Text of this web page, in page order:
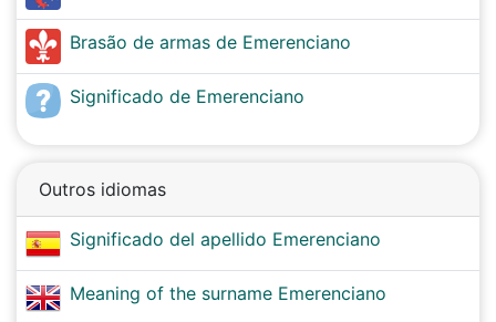
Brasão de armas de Emerenciano
Significado de Emerenciano
Outros idiomas
Significado del apellido Emerenciano
Meaning of the surname Emerenciano